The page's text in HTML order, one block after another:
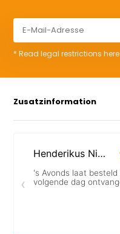
* Read legal restrictions here
Zusatzinformation